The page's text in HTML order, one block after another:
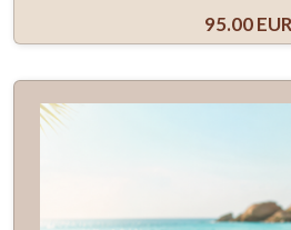
95.00 EUR